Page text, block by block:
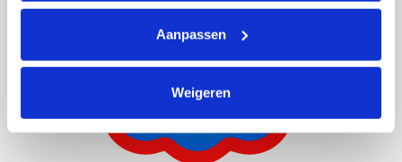
Aanpassen
Weigeren